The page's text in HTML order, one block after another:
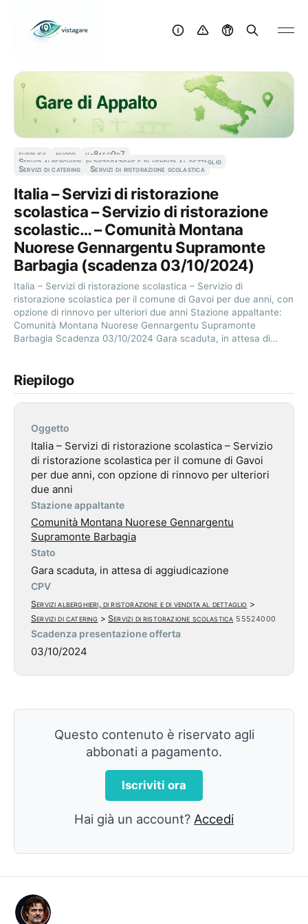
supplies nuoro v-8aec0d7
Servizi alberghieri, di ristorazione e di vendita al dettaglio
Servizi di catering Servizi di ristorazione scolastica
Italia – Servizi di ristorazione
scolastica – Servizio di ristorazione
scolastic… – Comunità Montana
Nuorese Gennargentu Supramonte
Barbagia (scadenza 03/10/2024)
Italia – Servizi di ristorazione scolastica – Servizio di
ristorazione scolastica per il comune di Gavoi per due anni, con
opzione di rinnovo per ulteriori due anni Stazione appaltante:
Comunità Montana Nuorese Gennargentu Supramonte
Barbagia Scadenza 03/10/2024 Gara scaduta, in attesa di…
Riepilogo
Oggetto
Italia – Servizi di ristorazione scolastica – Servizio
di ristorazione scolastica per il comune di Gavoi
per due anni, con opzione di rinnovo per ulteriori
due anni
Stazione appaltante
Comunità Montana Nuorese Gennargentu
Supramonte Barbagia
Stato
Gara scaduta, in attesa di aggiudicazione
CPV
Servizi alberghieri, di ristorazione e di vendita al dettaglio >
Servizi di catering > Servizi di ristorazione scolastica 55524000
Scadenza presentazione offerta
03/10/2024
Questo contenuto è riservato agli
abbonati a pagamento.
Iscriviti ora
Hai già un account? Accedi